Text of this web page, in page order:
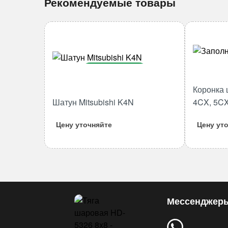
Рекомендуемые товары
товара
Шатун Mitsubishi K4N
Цену уточняйте
Коронка
4CX,
Цену